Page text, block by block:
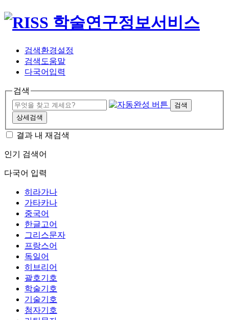
검색환경설정
검색도움말
다국어입력
검색
검색
상세검색
결과 내 재검색
인기 검색어
다국어 입력
히라가나
가타카나
중국어
한글고어
그리스문자
프랑스어
독일어
히브리어
괄호기호
학술기호
기술기호
첨자기호